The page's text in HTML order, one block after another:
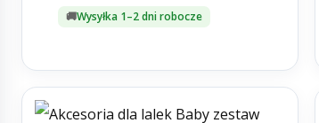
Wysyłka 1–2 dni robocze